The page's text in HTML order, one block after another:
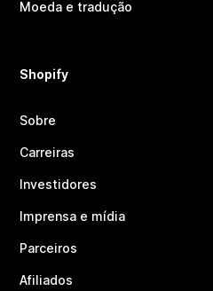
Moeda e tradução
Shopify
Sobre
Carreiras
Investidores
Imprensa e mídia
Parceiros
Afiliados